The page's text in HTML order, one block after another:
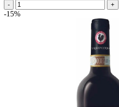
- +
-15%